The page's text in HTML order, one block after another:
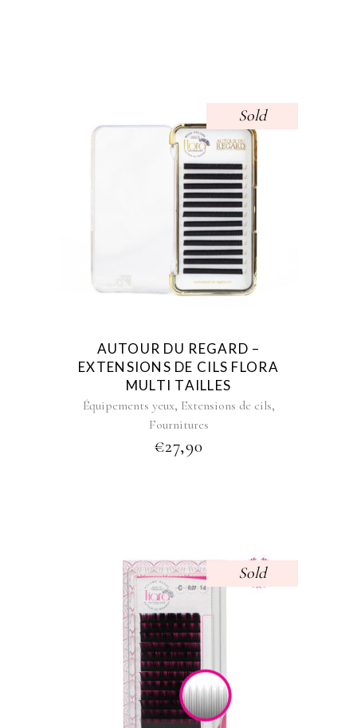
Sold
This
product
has
multiple
variants.
The
be
chosen
on
the
product
page
AUTOUR DU REGARD –
EXTENSIONS DE CILS FLORA
MULTI TAILLES
Équipements yeux, Extensions de cils,
Fournitures
€27,90
Sold
This
product
has
multiple